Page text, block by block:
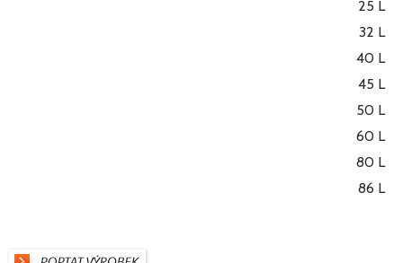
25 L
32 L
40 L
45 L
50 L
60 L
80 L
86 L